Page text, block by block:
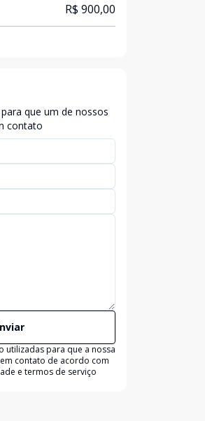
R$ 900,00
que um de nossos
contato
utilizadas para que a nossa
contato de acordo com
e termos de serviço